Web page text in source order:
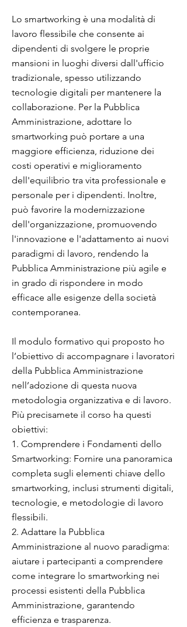
Lo smartworking è una modalità di
lavoro flessibile che consente ai
dipendenti di svolgere le proprie
mansioni in luoghi diversi dall'ufficio
tradizionale, spesso utilizzando
tecnologie digitali per mantenere la
collaborazione. Per la Pubblica
Amministrazione, adottare lo
smartworking può portare a una
maggiore efficienza, riduzione dei
costi operativi e miglioramento
dell'equilibrio tra vita professionale e
personale per i dipendenti. Inoltre,
può favorire la modernizzazione
dell'organizzazione, promuovendo
l'innovazione e l'adattamento ai nuovi
paradigmi di lavoro, rendendo la
Pubblica Amministrazione più agile e
in grado di rispondere in modo
efficace alle esigenze della società
contemporanea.
Il modulo formativo qui proposto ho
l’obiettivo di accompagnare i lavoratori
della Pubblica Amministrazione
nell’adozione di questa nuova
metodologia organizzativa e di lavoro.
Più precisamete il corso ha questi
obiettivi:
1. Comprendere i Fondamenti dello
Smartworking: Fornire una panoramica
completa sugli elementi chiave dello
smartworking, inclusi strumenti digitali,
tecnologie, e metodologie di lavoro
flessibili.
2. Adattare la Pubblica
Amministrazione al nuovo paradigma:
aiutare i partecipanti a comprendere
come integrare lo smartworking nei
processi esistenti della Pubblica
Amministrazione, garantendo
efficienza e trasparenza.